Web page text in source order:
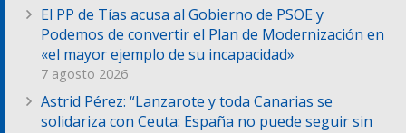
El PP de Tías acusa al Gobierno de PSOE y
Podemos de convertir el Plan de Modernización en
«el mayor ejemplo de su incapacidad»
7 agosto 2026
Astrid Pérez: “Lanzarote y toda Canarias se
solidariza con Ceuta: España no puede seguir sin